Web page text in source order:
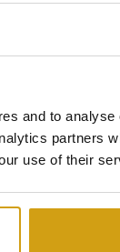
and to
partners
use of their
/ SEMI-